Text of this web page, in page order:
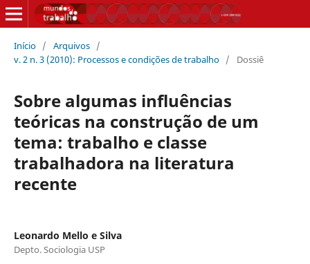
Início / Arquivos /
v. 2 n. 3 (2010): Processos e condições de trabalho / Dossiê
Sobre algumas influências
teóricas na construção de um
tema: trabalho e classe
trabalhadora na literatura
recente
Leonardo Mello e Silva
Depto. Sociologia USP